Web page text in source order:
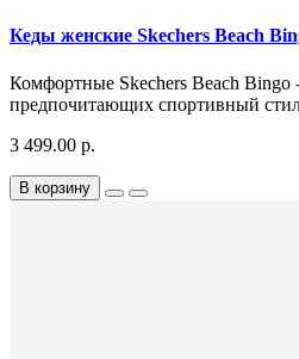
Кеды женские Skechers Beach
Комфортные Skechers Beach Bingo
предпочитающих спортивный
3 499.00 р.
В корзину